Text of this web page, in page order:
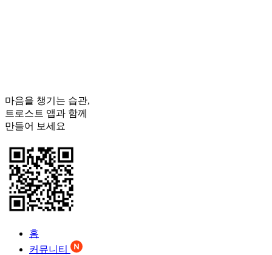
마음을 챙기는 습관,
트로스트 앱과 함께
만들어 보세요
홈
커뮤니티